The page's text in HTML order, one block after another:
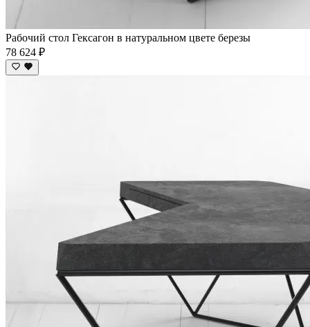
Рабочий стол Гексагон в натуральном цвете березы
78 624 ₽